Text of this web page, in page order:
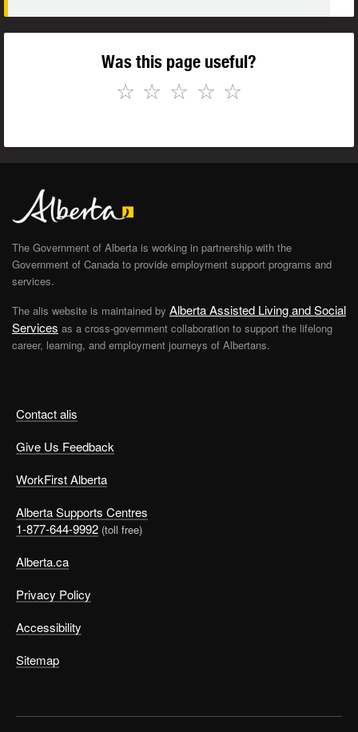
Was this page useful?
☆
☆
☆
☆
☆
Contact alis
Give Us Feedback
WorkFirst Alberta
Alberta Supports Centres
1-877-644-9992 (toll free)
Alberta.ca
Privacy Policy
Accessibility
Sitemap
The Government of Alberta is working in partnership with the
Government of Canada to provide employment support programs and
services.
The alis website is maintained by Alberta Assisted Living and Social
Services as a cross-government collaboration to support the lifelong
career, learning, and employment journeys of Albertans.